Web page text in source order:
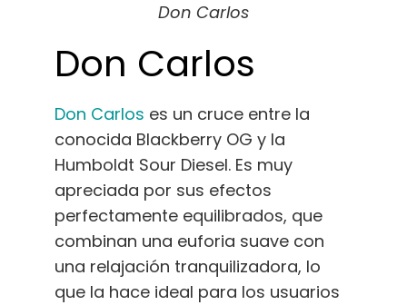
Don Carlos
Don Carlos
Don Carlos es un cruce entre la
conocida Blackberry OG y la
Humboldt Sour Diesel. Es muy
apreciada por sus efectos
perfectamente equilibrados, que
combinan una euforia suave con
una relajación tranquilizadora, lo
que la hace ideal para los usuarios